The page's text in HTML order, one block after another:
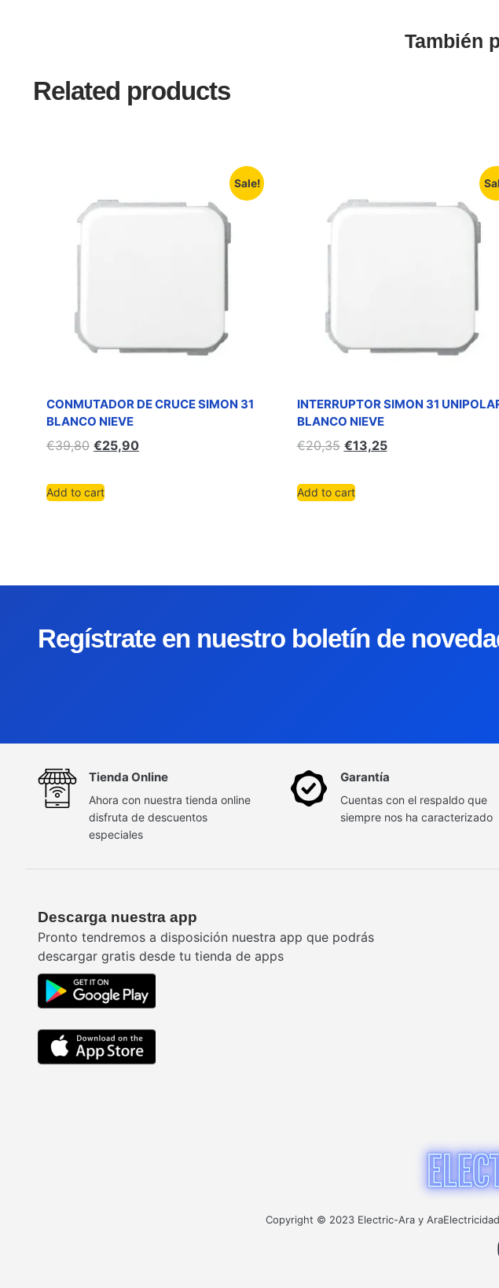
También
Related products
Sale!
CONMUTADOR DE CRUCE SIMON 31
BLANCO NIEVE
€39,80 €25,90
Add to cart
INTERRUPTOR SIMON 31
BLANCO NIEVE
€20,35 €13,25
Add to cart
Regístrate en nuestro boletín de
Tienda Online
Ahora con nuestra tienda online
disfruta de descuentos
especiales
Garantía
Cuentas con el respaldo que
siempre nos ha caracterizado
Descarga nuestra app
Pronto tendremos a disposición nuestra app que podrás
descargar gratis desde tu tienda de apps
Copyright © 2023 Electric-Ara y